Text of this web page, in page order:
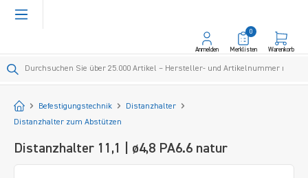
springen
Anmelden Merklisten
0
Warenkorb
Startseite
Befestigungstechnik
Distanzhalter
Distanzhalter zum Abstützen
Distanzhalter 11,1 | ø4,8 PA6.6 natur